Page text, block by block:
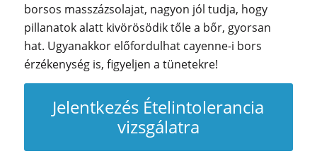
borsos masszázsolajat, nagyon jól tudja, hogy
pillanatok alatt kivörösödik tőle a bőr, gyorsan
hat. Ugyanakkor előfordulhat cayenne-i bors
érzékenység is, figyeljen a tünetekre!
Jelentkezés Ételintolerancia
vizsgálatra